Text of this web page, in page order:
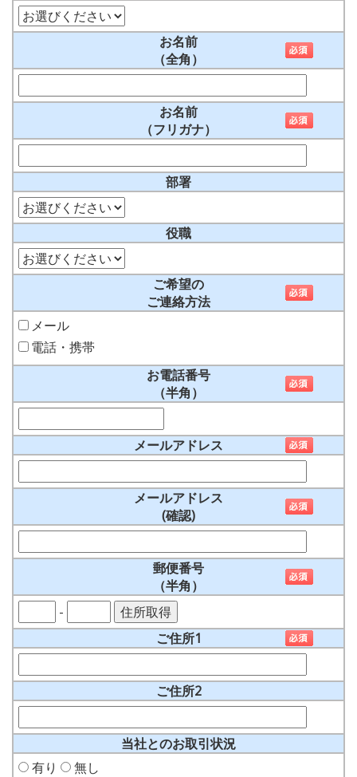
お名前
（全角）
お名前
（フリガナ）
部署
役職
ご希望の
ご連絡方法
メール
電話・携帯
お電話番号
（半角）
メールアドレス
メールアドレス
(確認)
郵便番号
（半角）
-
ご住所1
ご住所2
当社とのお取引状況
有り
無し